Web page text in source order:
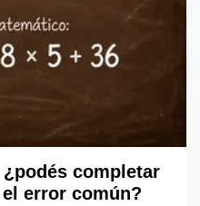
completar
error común?